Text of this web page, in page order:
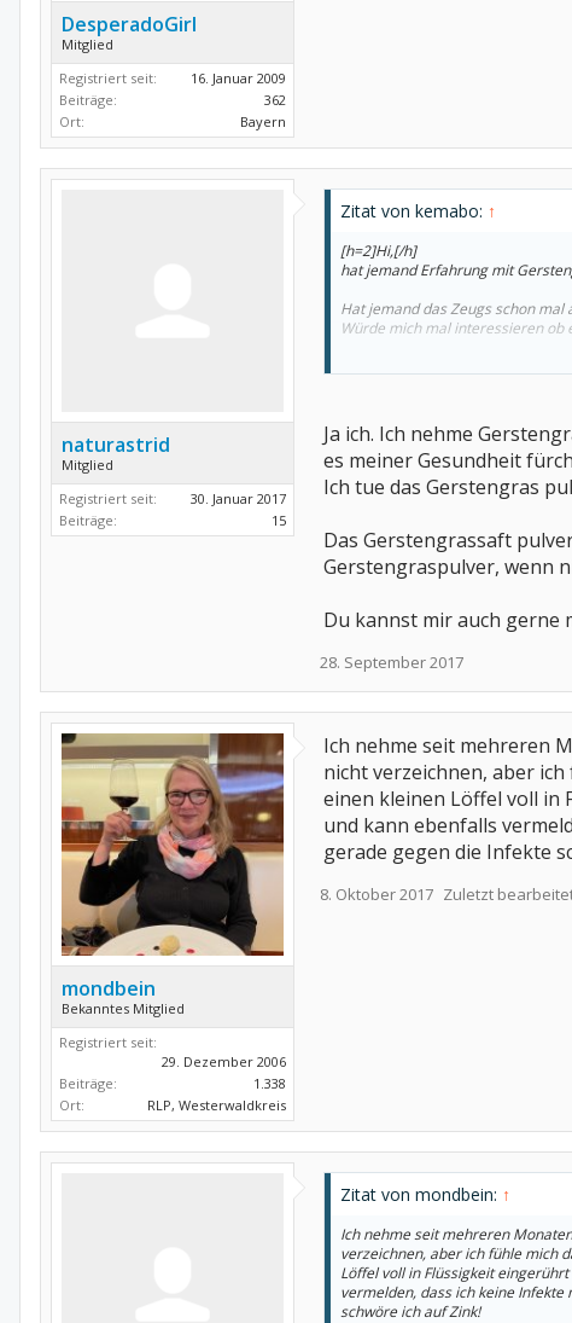
DesperadoGirl
Mitglied
Registriert seit:
16. Januar 2009
Beiträge:
362
Ort:
Bayern
naturastrid
Mitglied
Registriert seit:
30. Januar 2017
Beiträge:
15
Zitat von kemabo: ↑
[h=2]Hi,[/h]
hat jemand Erfahrung mit
Hat jemand das Zeugs schon
Würde mich mal interessieren ob
Grüne Smoothies sollen auch
LG
Kerstin
Ja ich. Ich nehme
es meiner Gesundheit
Ich tue das Gerstengras
Das Gerstengrassaft
Gerstengraspulver, wenn
Du kannst mir auch gerne
28. September 2017
mondbein
Bekanntes Mitglied
Registriert seit:
29. Dezember 2006
Beiträge:
1.338
Ort:
RLP, Westerwaldkreis
Ich nehme seit mehreren
nicht verzeichnen, aber
einen kleinen Löffel voll in
und kann ebenfalls
gerade gegen die Infekte
8. Oktober 2017 Zuletzt
Zitat von mondbein: ↑
Ich nehme seit mehreren
verzeichnen, aber ich fühle mich
Löffel voll in Flüssigkeit
vermelden, dass ich keine
schwöre ich auf Zink!